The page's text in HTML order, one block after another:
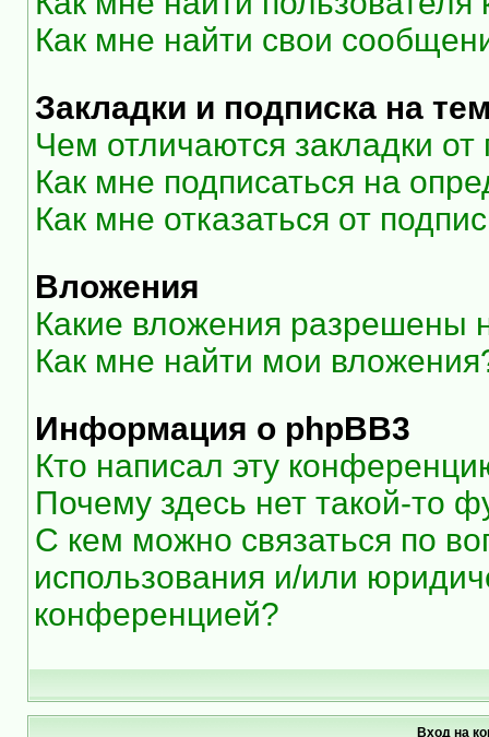
Как мне найти свои
Закладки и подписка на
Чем отличаются закладки от
Как мне подписаться на
Как мне отказаться от
Вложения
Какие вложения разрешены
Как мне найти мои
Информация о phpBB3
Кто написал эту
Почему здесь нет такой-то
С кем можно связаться по
использования и/или
конференцией?
Вход на